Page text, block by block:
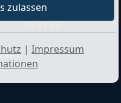
Wohnfläche ca.:
35,49 m²
| Impressum